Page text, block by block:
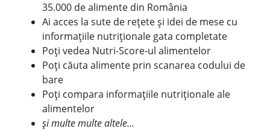
35.000 de alimente din România
Ai acces la sute de rețete și idei de mese cu
informațiile nutriționale gata completate
Poți vedea Nutri-Score-ul alimentelor
Poți căuta alimente prin scanarea codului de
bare
Poți compara informațiile nutriționale ale
alimentelor
și multe multe altele...